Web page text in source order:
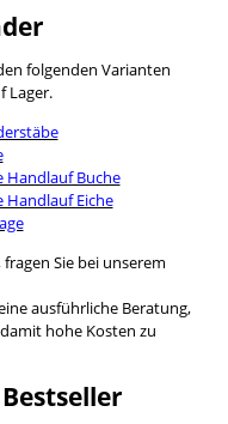
folgenden Varianten
Lager.
Handlauf Buche
Handlauf Eiche
Sie bei unserem
ausführliche Beratung,
hohe Kosten zu